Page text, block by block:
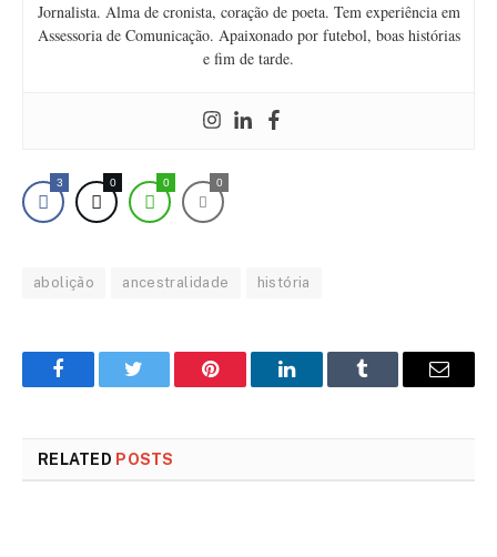
Jornalista. Alma de cronista, coração de poeta. Tem experiência em
Assessoria de Comunicação. Apaixonado por futebol, boas histórias
e fim de tarde.
3 0 0 0
abolição ancestralidade história
FacebookTwitter Pinterest LinkedInTumblr Email
RELATED POSTS